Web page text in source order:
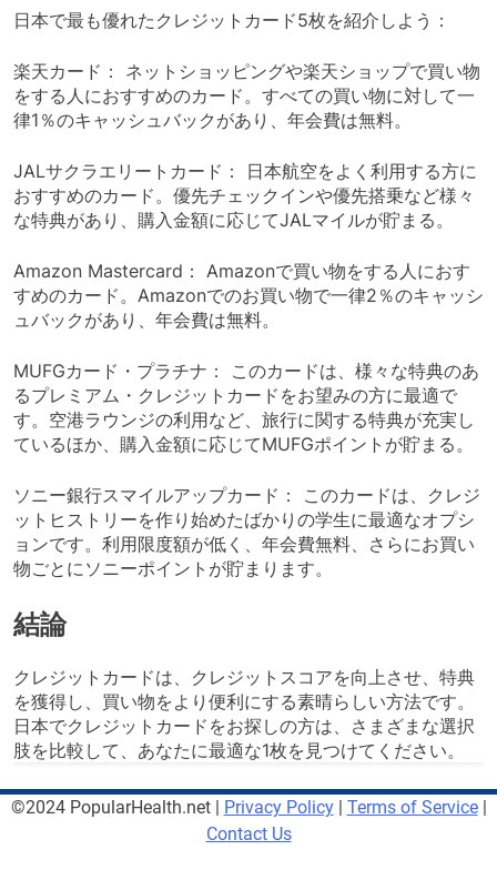
日本で最も優れたクレジットカード5枚を紹介しよう：
楽天カード： ネットショッピングや楽天ショップで買い物
をする人におすすめのカード。すべての買い物に対して一
律1％のキャッシュバックがあり、年会費は無料。
JALサクラエリートカード： 日本航空をよく利用する方に
おすすめのカード。優先チェックインや優先搭乗など様々
な特典があり、購入金額に応じてJALマイルが貯まる。
Amazon Mastercard： Amazonで買い物をする人におす
すめのカード。Amazonでのお買い物で一律2％のキャッシ
ュバックがあり、年会費は無料。
MUFGカード・プラチナ： このカードは、様々な特典のあ
るプレミアム・クレジットカードをお望みの方に最適で
す。空港ラウンジの利用など、旅行に関する特典が充実し
ているほか、購入金額に応じてMUFGポイントが貯まる。
ソニー銀行スマイルアップカード： このカードは、クレジ
ットヒストリーを作り始めたばかりの学生に最適なオプシ
ョンです。利用限度額が低く、年会費無料、さらにお買い
物ごとにソニーポイントが貯まります。
結論
クレジットカードは、クレジットスコアを向上させ、特典
を獲得し、買い物をより便利にする素晴らしい方法です。
日本でクレジットカードをお探しの方は、さまざまな選択
肢を比較して、あなたに最適な1枚を見つけてください。
©2024 PopularHealth.net | Privacy Policy| Terms of Service|
Contact Us